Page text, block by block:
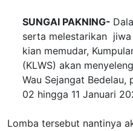
SUNGAI PAKNING-
serta melestarikan jiwa
kian memudar,
(KLWS) akan
Wau Sejangat
02 hingga 11 Januari
Lomba tersebut nantinya